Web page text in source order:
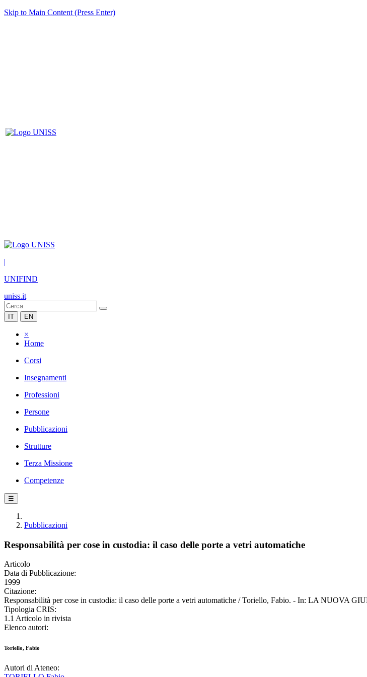
Skip to Main Content (Press Enter)
|
UNIFIND
uniss.it
IT EN
×
Home
Corsi
Insegnamenti
Professioni
Persone
Pubblicazioni
Strutture
Terza Missione
Competenze
☰
Pubblicazioni
Responsabilità per cose in custodia: il caso delle porte a vetri automatiche
Articolo
Data di Pubblicazione:
1999
Citazione:
Responsabilità per cose in custodia: il caso delle porte a vetri automatiche / Toriello, Fabio. - In: LA NUOVA
Tipologia CRIS:
1.1 Articolo in rivista
Elenco autori:
Toriello, Fabio
Autori di Ateneo: